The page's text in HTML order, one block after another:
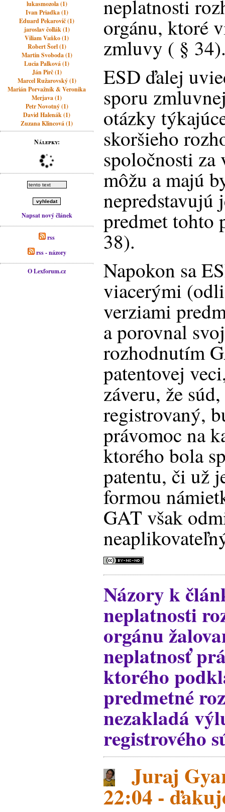
lukasmozola (1)
Ivan Priadka (1)
Eduard Pekarovič (1)
jaroslav čollák (1)
Viliam Vaňko (1)
Robert Šorl (1)
Martin Svoboda (1)
Lucia Palková (1)
Ján Pirč (1)
Marcel Ružarovský (1)
Marián Porvažník & Veronika
Merjava (1)
Petr Novotný (1)
David Halenák (1)
Zuzana Klincová (1)
Nálepky:
Napsat nový článek
rss
rss - názory
O Lexforum.cz
neplatnosti
orgánu, ktoré
zmluvy ( §
ESD ďalej
sporu
otázky
skoršieho
spoločnosti za
môžu a majú
nepredstavujú
predmet tohto
38).
Napokon sa
viacerými
verziami
a porovnal
rozhodnutím
patentovej
záveru, že
registrovaný,
právomoc na
ktorého bola
patentu, či už
formou
GAT však
Názory k
neplatnosti
orgánu
neplatnosť
ktorého
predmetné
nezakladá
registrového
Juraj
22:04 -